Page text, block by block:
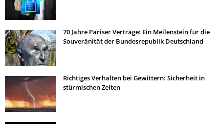
70 Jahre Pariser Verträge: Ein Meilenstein für die
Souveränität der Bundesrepublik Deutschland
Richtiges Verhalten bei Gewittern: Sicherheit in
stürmischen Zeiten